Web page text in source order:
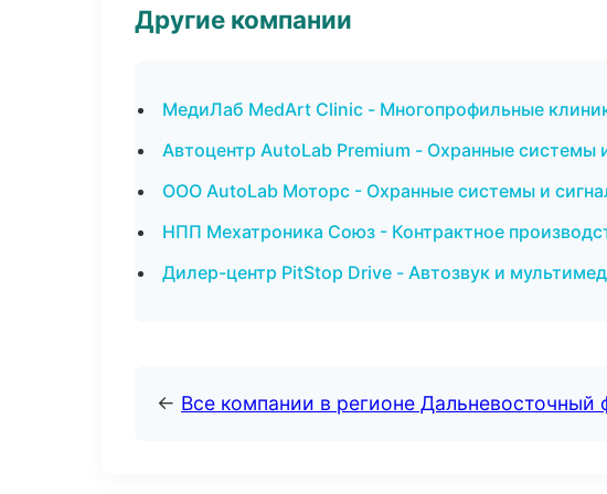
Другие компании
МедиЛаб MedArt Clinic - Многопрофильные
Автоцентр AutoLab Premium - Охранные системы
ООО AutoLab Моторс - Охранные системы и
НПП Мехатроника Союз - Контрактное
Дилер-центр PitStop Drive - Автозвук и
← Все компании в регионе Дальневосточный